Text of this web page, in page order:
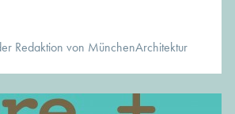
Redaktion von MünchenArchitektur